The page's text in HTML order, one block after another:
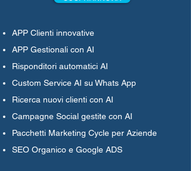
APP Clienti innovative
APP Gestionali con AI
Risponditori automatici AI
Custom Service AI su Whats App
Ricerca nuovi clienti con AI
Campagne Social gestite con AI
Pacchetti Marketing Cycle per Aziende
SEO Organico e Google ADS